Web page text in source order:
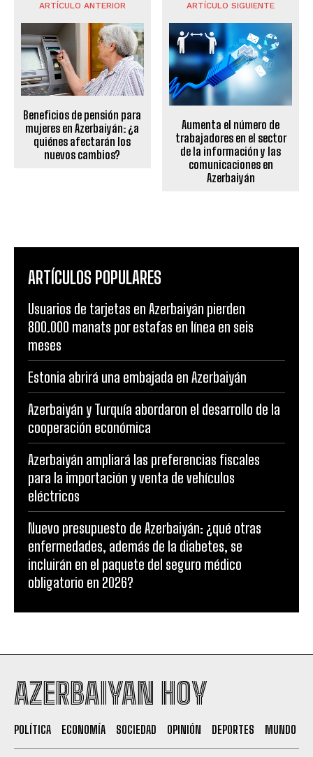
ARTÍCULO ANTERIOR
Beneficios de pensión para
mujeres en Azerbaiyán: ¿a
quiénes afectarán los
nuevos cambios?
ARTÍCULO SIGUIENTE
Aumenta el número de
trabajadores en el sector
de la información y las
comunicaciones en
Azerbaiyán
ARTÍCULOS POPULARES
Usuarios de tarjetas en Azerbaiyán pierden
800.000 manats por estafas en línea en seis
meses
Estonia abrirá una embajada en Azerbaiyán
Azerbaiyán y Turquía abordaron el desarrollo de la
cooperación económica
Azerbaiyán ampliará las preferencias fiscales
para la importación y venta de vehículos
eléctricos
Nuevo presupuesto de Azerbaiyán: ¿qué otras
enfermedades, además de la diabetes, se
incluirán en el paquete del seguro médico
obligatorio en 2026?
AZERBAIYAN HOY
POLÍTICA ECONOMÍA SOCIEDAD OPINIÓN DEPORTES MUNDO